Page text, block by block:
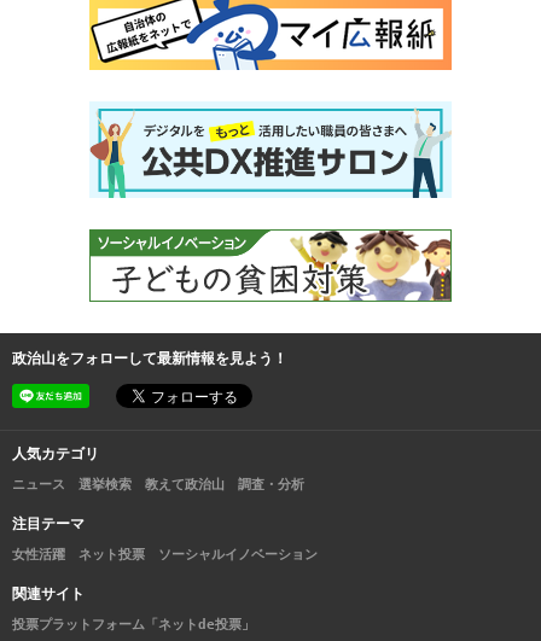
政治山をフォローして最新情報を見よう！
人気カテゴリ
ニュース 選挙検索 教えて政治山 調査・分析
注目テーマ
女性活躍 ネット投票 ソーシャルイノベーション
関連サイト
投票プラットフォーム「ネットde投票」